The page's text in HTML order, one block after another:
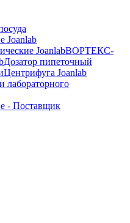
Joanlab
JoanlabВОРТЕКС-
Дозатор пипеточный
Центрифуга Joanlab
лабораторного
- Поставщик